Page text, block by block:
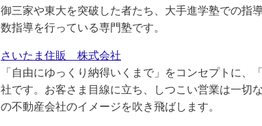
御三家や東大を突破した者たち、大手進学塾での指
数指導を行っている専門塾です。
さいたま住販 株式会社
「自由にゆっくり納得いくまで」をコンセプトに
社です。お客さま目線に立ち、しつこい営業は一切
の不動産会社のイメージを吹き飛ばします。